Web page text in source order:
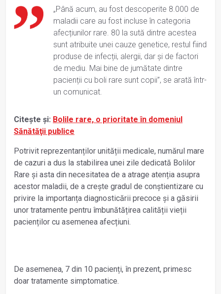
„Până acum, au fost descoperite 8.000 de
maladii care au fost incluse în categoria
afecțiunilor rare. 80 la sută dintre acestea
sunt atribuite unei cauze genetice, restul fiind
produse de infecții, alergii, dar și de factori
de mediu. Mai bine de jumătate dintre
pacienții cu boli rare sunt copii”, se arată într-
un comunicat.
Citește și: Bolile rare, o prioritate în domeniul
Sănătăţii publice
Potrivit reprezentanților unității medicale, numărul mare
de cazuri a dus la stabilirea unei zile dedicată Bolilor
Rare și asta din necesitatea de a atrage atenția asupra
acestor maladii, de a crește gradul de conștientizare cu
privire la importanța diagnosticării precoce și a găsirii
unor tratamente pentru îmbunătățirea calității vieții
pacienților cu asemenea afecțiuni.
De asemenea, 7 din 10 pacienți, în prezent, primesc
doar tratamente simptomatice.